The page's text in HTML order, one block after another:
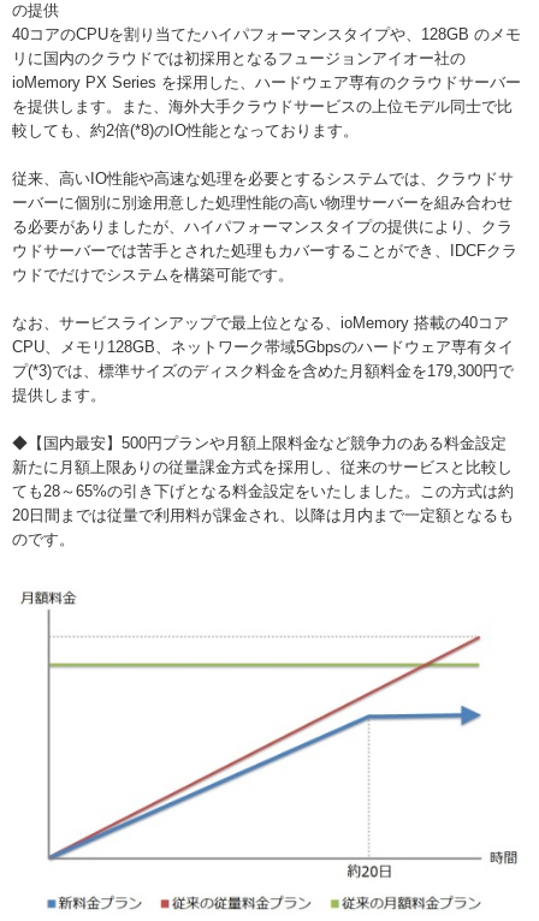
の提供
40コアのCPUを割り当てたハイパフォーマンスタイプや、128GB のメモ
リに国内のクラウドでは初採用となるフュージョンアイオー社の
ioMemory PX Series を採用した、ハードウェア専有のクラウドサーバー
を提供します。また、海外大手クラウドサービスの上位モデル同士で比
較しても、約2倍(*8)のIO性能となっております。
従来、高いIO性能や高速な処理を必要とするシステムでは、クラウドサ
ーバーに個別に別途用意した処理性能の高い物理サーバーを組み合わせ
る必要がありましたが、ハイパフォーマンスタイプの提供により、クラ
ウドサーバーでは苦手とされた処理もカバーすることができ、IDCFクラ
ウドでだけでシステムを構築可能です。
なお、サービスラインアップで最上位となる、ioMemory 搭載の40コア
CPU、メモリ128GB、ネットワーク帯域5Gbpsのハードウェア専有タイ
プ(*3)では、標準サイズのディスク料金を含めた月額料金を179,300円で
提供します。
◆【国内最安】500円プランや月額上限料金など競争力のある料金設定
新たに月額上限ありの従量課金方式を採用し、従来のサービスと比較し
ても28～65%の引き下げとなる料金設定をいたしました。この方式は約
20日間までは従量で利用料が課金され、以降は月内まで一定額となるも
のです。